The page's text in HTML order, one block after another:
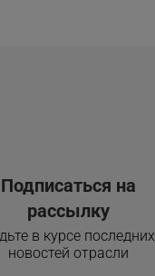
Подписаться на
рассылку
в курсе последних
новостей отрасли